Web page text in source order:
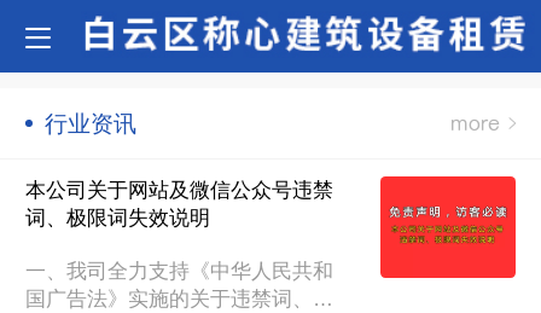
行业资讯
本公司关于网站及微信公众号违禁
词、极限词失效说明
一、我司全力支持《中华人民共和
国广告法》实施的关于违禁词、极